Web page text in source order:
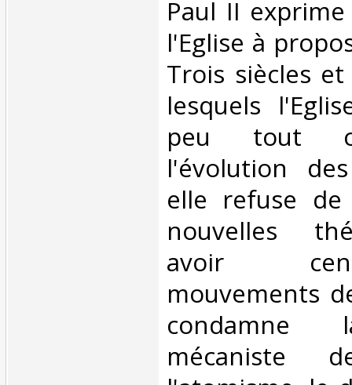
Paul II
l'Eglise à
Trois siècles
lesquels
peu tout
l'évolution
elle refuse de
nouvelles
avoir
mouvements
condamne
mécaniste